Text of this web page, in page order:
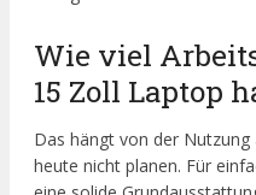
Wie viel
15 Zoll Laptop
Das hängt von der
heute nicht planen. Für